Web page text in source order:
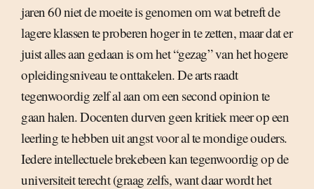
jaren 60 niet de moeite is genomen om wat betreft de
lagere klassen te proberen hoger in te zetten, maar dat er
juist alles aan gedaan is om het “gezag” van het hogere
opleidingsniveau te onttakelen. De arts raadt
tegenwoordig zelf al aan om een second opinion te
gaan halen. Docenten durven geen kritiek meer op een
leerling te hebben uit angst voor al te mondige ouders.
Iedere intellectuele brekebeen kan tegenwoordig op de
universiteit terecht (graag zelfs, want daar wordt het